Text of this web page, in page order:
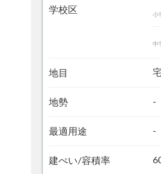
学校区 小
中
地目
地勢 -
最適用途 -
建ぺい/容積率